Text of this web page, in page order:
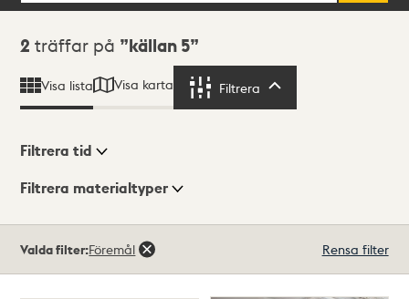
Sökresultat
2 träffar på källan 5
Visa lista Visa karta Filtrera
Visningsläge
Filtrera tid
Filtrera materialtyper
träffar
Valda filter:Föremål Rensa filter